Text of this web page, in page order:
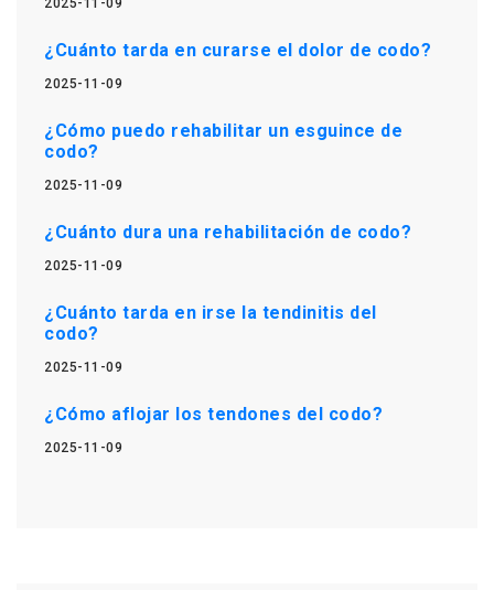
2025-11-09
¿Cuánto tarda en curarse el dolor de codo?
2025-11-09
¿Cómo puedo rehabilitar un esguince de
codo?
2025-11-09
¿Cuánto dura una rehabilitación de codo?
2025-11-09
¿Cuánto tarda en irse la tendinitis del
codo?
2025-11-09
¿Cómo aflojar los tendones del codo?
2025-11-09